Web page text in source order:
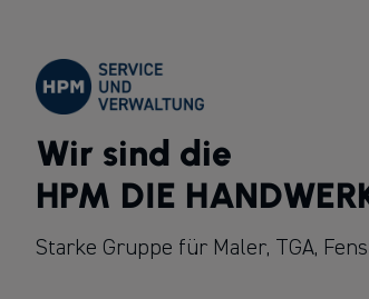
Wir sind die
HPM DIE
Starke Gruppe für Maler, TGA,